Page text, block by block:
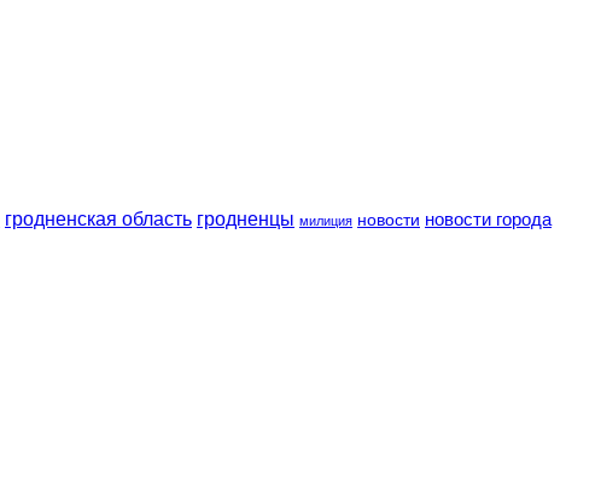
гродненская область гродненцы милиция новости новости города